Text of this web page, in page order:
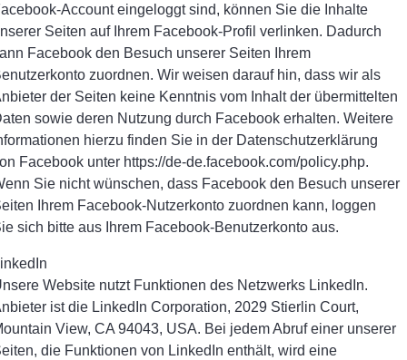
Account eingeloggt sind, können Sie die Inhalte
Seiten auf Ihrem Facebook-Profil verlinken. Dadurch
Facebook den Besuch unserer Seiten Ihrem
zuordnen. Wir weisen darauf hin, dass wir als
der Seiten keine Kenntnis vom Inhalt der übermittelten
sowie deren Nutzung durch Facebook erhalten. Weitere
hierzu finden Sie in der Datenschutzerklärung
Facebook unter https://de-de.facebook.com/policy.php.
Sie nicht wünschen, dass Facebook den Besuch unserer
Ihrem Facebook-Nutzerkonto zuordnen kann, loggen
sich bitte aus Ihrem Facebook-Benutzerkonto aus.
Website nutzt Funktionen des Netzwerks LinkedIn.
ist die LinkedIn Corporation, 2029 Stierlin Court,
View, CA 94043, USA. Bei jedem Abruf einer unserer
die Funktionen von LinkedIn enthält, wird eine